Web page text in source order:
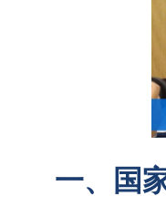
一、国